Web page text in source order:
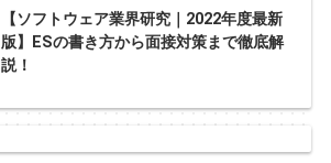
【ソフトウェア業界研究｜2022年度最新
版】ESの書き方から面接対策まで徹底解
説！